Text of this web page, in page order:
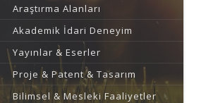
Araştırma Alanları
Akademik İdari Deneyim
Yayınlar & Eserler
Proje & Patent & Tasarım
Bilimsel & Mesleki Faaliyetler